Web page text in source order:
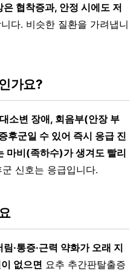
협착증과, 안정 시에도 저
다. 비슷한 질환을 가려냅니
가요?
소변 장애, 회음부(안장 부
후군일 수 있어 즉시 응급 진
마비(족하수)가 생겨도 빨리
신호는 응급입니다.
·통증·근력 약화가 오래 지
없으면 요추 추간판탈출증